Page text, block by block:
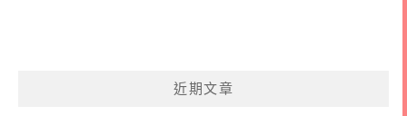
近期文章